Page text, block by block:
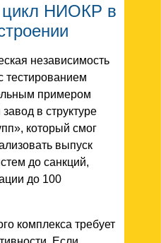
цикл НИОКР в
независимость
тестированием
примером
в структуре
который смог
выпуск
до санкций,
до 100
комплекса требует